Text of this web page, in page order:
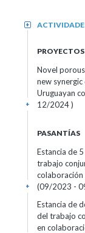
+
Novel
new
Uruguayan
12/2024 )
+
PASANTÍAS
Estancia de
trabajo
colaboración
(09/2023 -
+
Estancia de
del trabajo
en